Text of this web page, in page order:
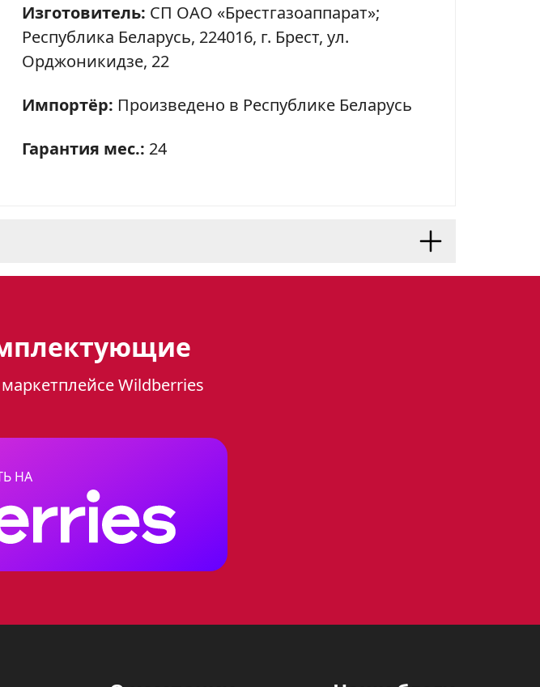
Изготовитель: СП ОАО «Брестгазоаппарат»;
Республика Беларусь, 224016, г. Брест, ул.
Орджоникидзе, 22
Импортёр: Произведено в Республике Беларусь
Гарантия мес.: 24
и стильный элемент вашей кухни, который
от загрязнений.
степени сложности.
мгновенное и безопасное включение горелок.
Wildberries
НА